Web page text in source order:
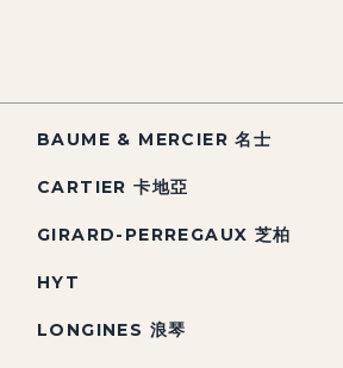
BAUME & MERCIER 名士
CARTIER 卡地亞
GIRARD-PERREGAUX 芝柏
HYT
LONGINES 浪琴